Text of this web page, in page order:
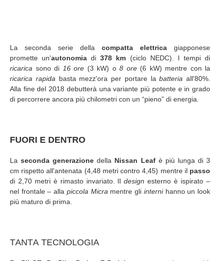
La seconda serie della compatta elettrica giapponese
promette un'autonomia di378 km (ciclo NEDC). I tempi di
ricarica sono di 16 ore (3 kW) o 8 ore(6 kW) mentre con la
ricarica rapida basta mezz'ora per portare labatteria all'80%.
Alla fine del 2018 debutterà una variante più potente e in grado
di percorrere ancora più chilometri con un “pieno” di energia.
FUORI E DENTRO
Laseconda generazione della Nissan Leafè più lunga di 3
cm rispetto all'antenata (4,48 metri contro 4,45) mentre il passo
di 2,70 metri è rimasto invariato. Ildesign esterno è ispirato –
nel frontale – alla piccola Micra mentre gli internihanno un look
più maturo di prima.
TANTA TECNOLOGIA